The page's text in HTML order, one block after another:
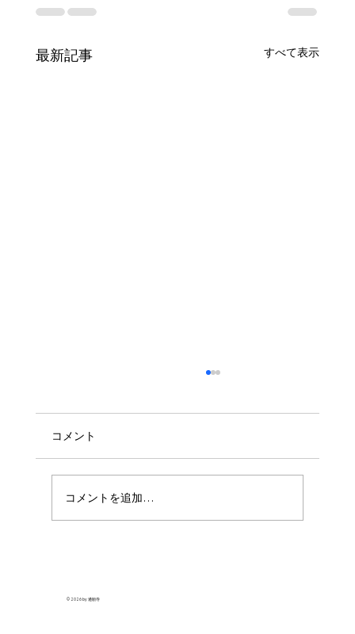
最新記事 すべて表示
🌸春季永代経法要の案内🌸
コメント
コメントを追加…
© 2026 by 通順寺